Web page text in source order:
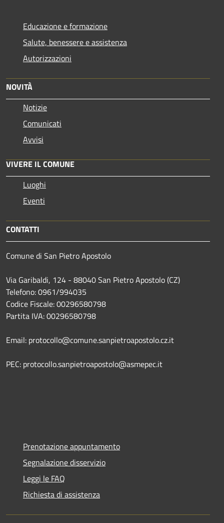
Educazione e formazione
Salute, benessere e assistenza
Autorizzazioni
NOVITÀ
Notizie
Comunicati
Avvisi
VIVERE IL COMUNE
Luoghi
Eventi
CONTATTI
Comune di San Pietro Apostolo
Via Garibaldi, 124 - 88040 San Pietro Apostolo (CZ)
Telefono: 0961/994035
Codice Fiscale: 00296580798
Partita IVA: 00296580798
Email: protocollo@comune.sanpietroapostolo.cz.it
PEC: protocollo.sanpietroapostolo@asmepec.it
Prenotazione appuntamento
Segnalazione disservizio
Leggi le FAQ
Richiesta di assistenza